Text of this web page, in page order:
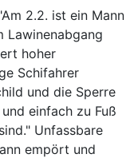
2.2. ist ein Mann
Lawinenabgang
hoher
Schifahrer
und die Sperre
einfach zu Fuß
Unfassbare
empört und